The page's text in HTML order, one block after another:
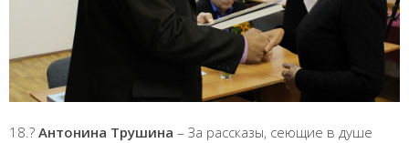
18.? Антонина Трушина – За рассказы, сеющие в душе